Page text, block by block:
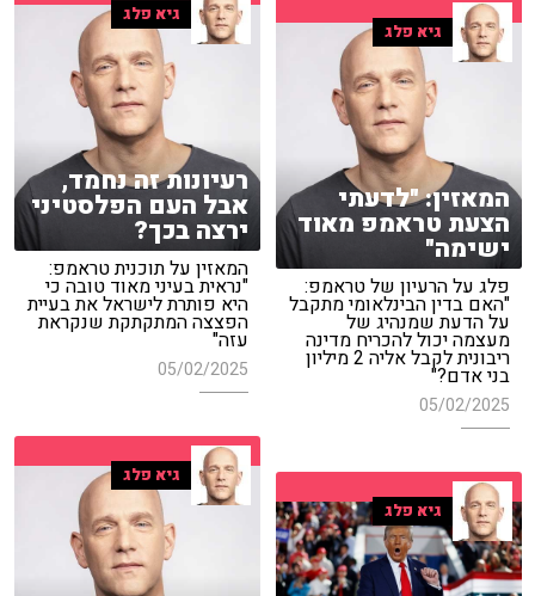
גיא פלג
רעיונות זה נחמד,
אבל העם הפלסטיני
ירצה בכך?
המאזין על תוכנית טראמפ:
"נראית בעיני מאוד טובה כי
היא פותרת לישראל את בעיית
הפצצה המתקתקת שנקראת
עזה"
05/02/2025
גיא פלג
המאזין: "לדעתי
הצעת טראמפ מאוד
ישימה"
פלג על הרעיון של טראמפ:
"האם בדין הבינלאומי מתקבל
על הדעת שמנהיג של
מעצמה יכול להכריח מדינה
ריבונית לקבל אליה 2 מיליון
בני אדם?"
05/02/2025
גיא פלג
גיא פלג